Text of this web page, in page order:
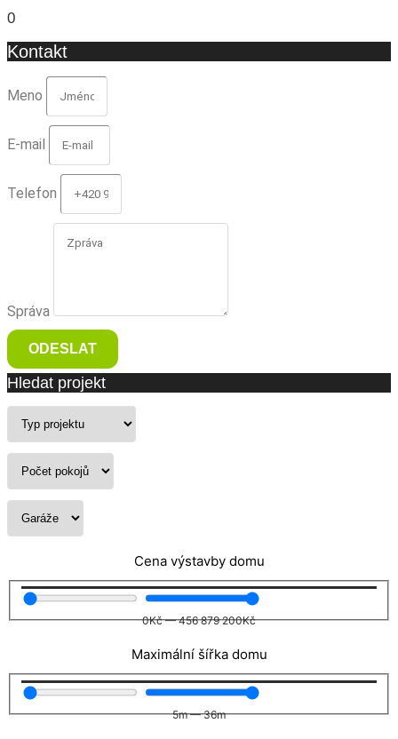
0
Kontakt
Meno
E-mail
Telefon
Správa
ODESLAT
Hledat projekt
Cena výstavby domu
0Kč—456 879 200Kč
Maximální šířka domu
5m—36m